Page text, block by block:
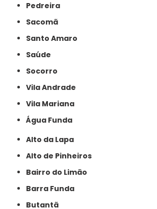
Pedreira
Sacomã
Santo Amaro
Saúde
Socorro
Vila Andrade
Vila Mariana
Água Funda
Alto da Lapa
Alto de Pinheiros
Bairro do Limão
Barra Funda
Butantã